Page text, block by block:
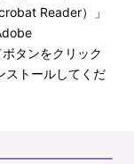
Reader）」
タンをクリック
ストールしてくだ